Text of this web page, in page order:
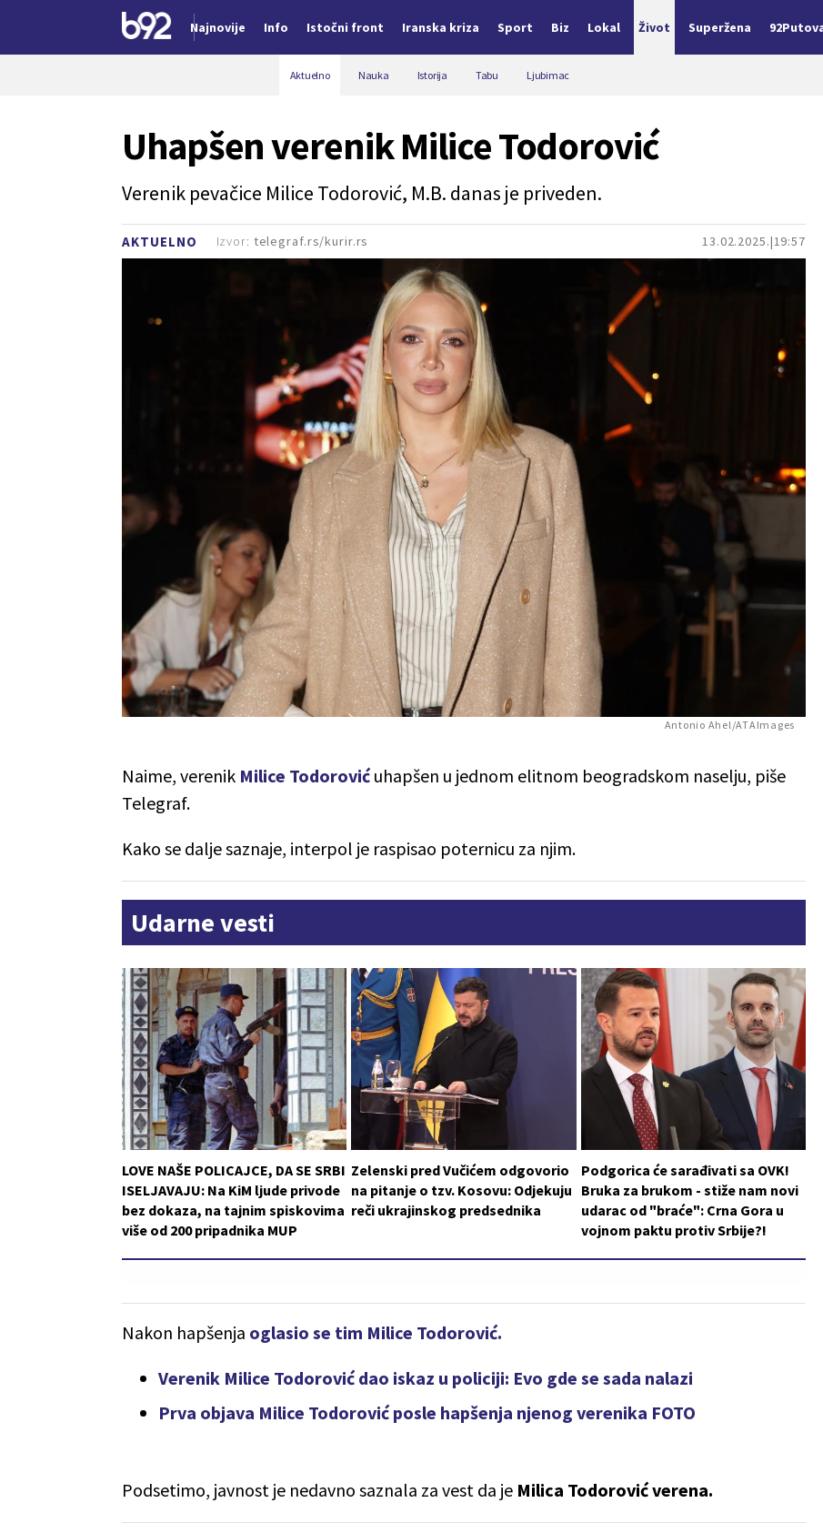
Najnovije Info Istočni front Iranska kriza Sport Biz Lokal Život Superžena
Aktuelno Nauka Istorija Tabu Ljubimac
AKTUELNO 13.02.2025. 19:57
Uhapšen verenik Milice Todorović
Verenik pevačice Milice Todorović, M.B. danas je priveden.
Izvor: telegraf.rs/kurir.rs
Antonio Ahel/ATAImages
Naime, verenik Milice Todorovićuhapšen u jednom elitnom beogradskom naselju, piše
Telegraf.
Kako se dalje saznaje, interpol je raspisao poternicu za njim.
Udarne vesti
LOVE NAŠE POLICAJCE, DA SE SRBI
ISELJAVAJU: Na KiM ljude privode
bez dokaza, na tajnim spiskovima
više od 200 pripadnika MUP
Zelenski pred Vučićem odgovorio
na pitanje o tzv. Kosovu: Odjekuju
reči ukrajinskog predsednika
Podgorica će sarađivati sa OVK!
Bruka za brukom - stiže nam novi
udarac od "braće": Crna Gora u
vojnom paktu protiv Srbije?!
Nakon hapšenja oglasio se tim Milice Todorović.
Verenik Milice Todorović dao iskaz u policiji: Evo gde se sada nalazi
Prva objava Milice Todorović posle hapšenja njenog verenika FOTO
Podsetimo, javnost je nedavno saznala za vest da je Milica Todorović verena.